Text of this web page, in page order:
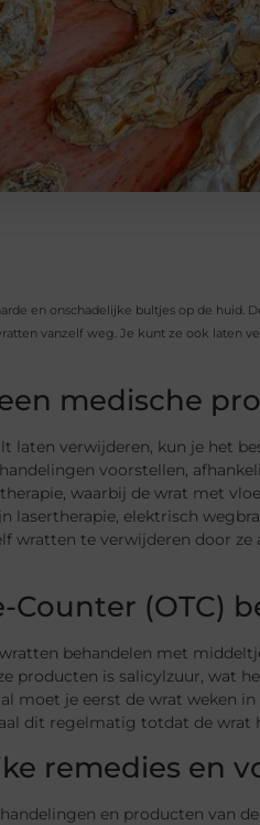
en onschadelijke bultjes op de huid.
vanzelf weg. Je kunt ze ook laten
medische
laten verwijderen, kun je het
voorstellen,
waarbij de wrat met
lasertherapie, elektrisch
wratten te verwijderen door
Counter (OTC)
behandelen met
producten is salicylzuur, wat
moet je eerst de wrat weken
dit regelmatig totdat de wrat
remedies en
en producten van